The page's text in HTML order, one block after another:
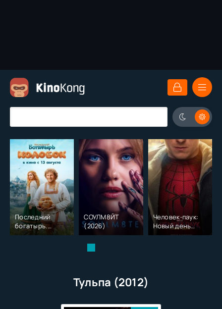
Последний
богатырь.
Колобок (2026)
СОУЛМ8ЙТ
(2026)
Человек-паук:
Новый день
(2026)
Тульпа (2012)